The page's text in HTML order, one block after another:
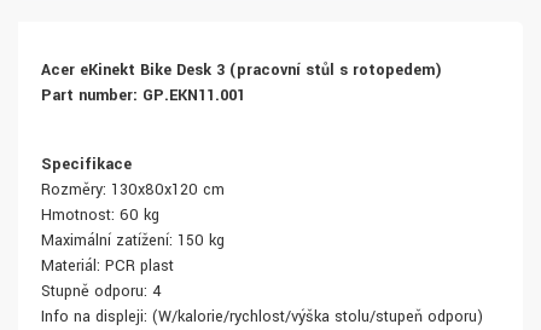
Acer eKinekt Bike Desk 3 (pracovní stůl s rotopedem)
Part number: GP.EKN11.001
Specifikace
Rozměry: 130x80x120 cm
Hmotnost: 60 kg
Maximální zatížení: 150 kg
Materiál: PCR plast
Stupně odporu: 4
Info na displeji: (W/kalorie/rychlost/výška stolu/stupeň odporu)